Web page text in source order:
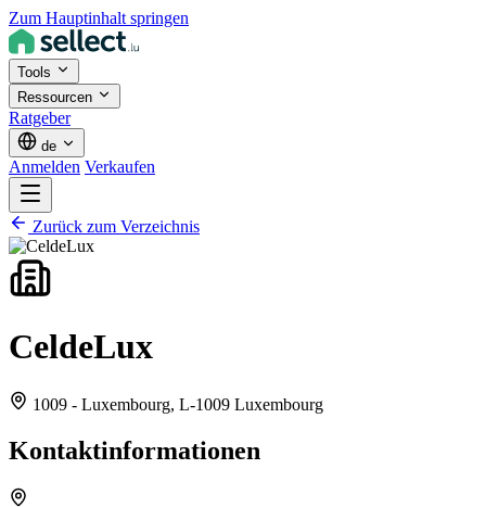
Zum Hauptinhalt springen
Tools
Ressourcen
Ratgeber
de
Anmelden Verkaufen
Zurück zum Verzeichnis
CeldeLux
1009 - Luxembourg, L-1009 Luxembourg
Kontaktinformationen